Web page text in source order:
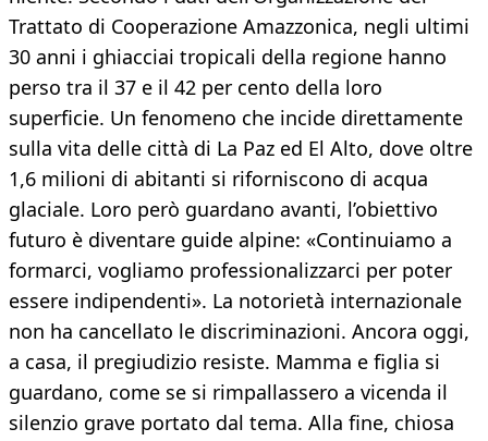
Trattato di Cooperazione Amazzonica, negli ultimi
30 anni i ghiacciai tropicali della regione hanno
perso tra il 37 e il 42 per cento della loro
superficie. Un fenomeno che incide direttamente
sulla vita delle città di La Paz ed El Alto, dove oltre
1,6 milioni di abitanti si riforniscono di acqua
glaciale. Loro però guardano avanti, l’obiettivo
futuro è diventare guide alpine: «Continuiamo a
formarci, vogliamo professionalizzarci per poter
essere indipendenti». La notorietà internazionale
non ha cancellato le discriminazioni. Ancora oggi,
a casa, il pregiudizio resiste. Mamma e figlia si
guardano, come se si rimpallassero a vicenda il
silenzio grave portato dal tema. Alla fine, chiosa